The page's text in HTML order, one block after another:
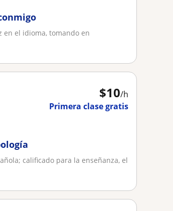
en el idioma, tomando en
$10/h
Primera clase gratis
calificado para la enseñanza, el